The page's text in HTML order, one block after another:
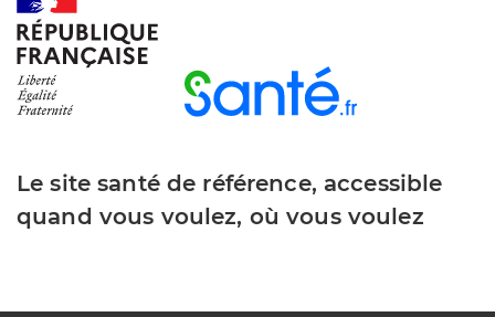
Le site santé de référence, accessible
quand vous voulez, où vous voulez